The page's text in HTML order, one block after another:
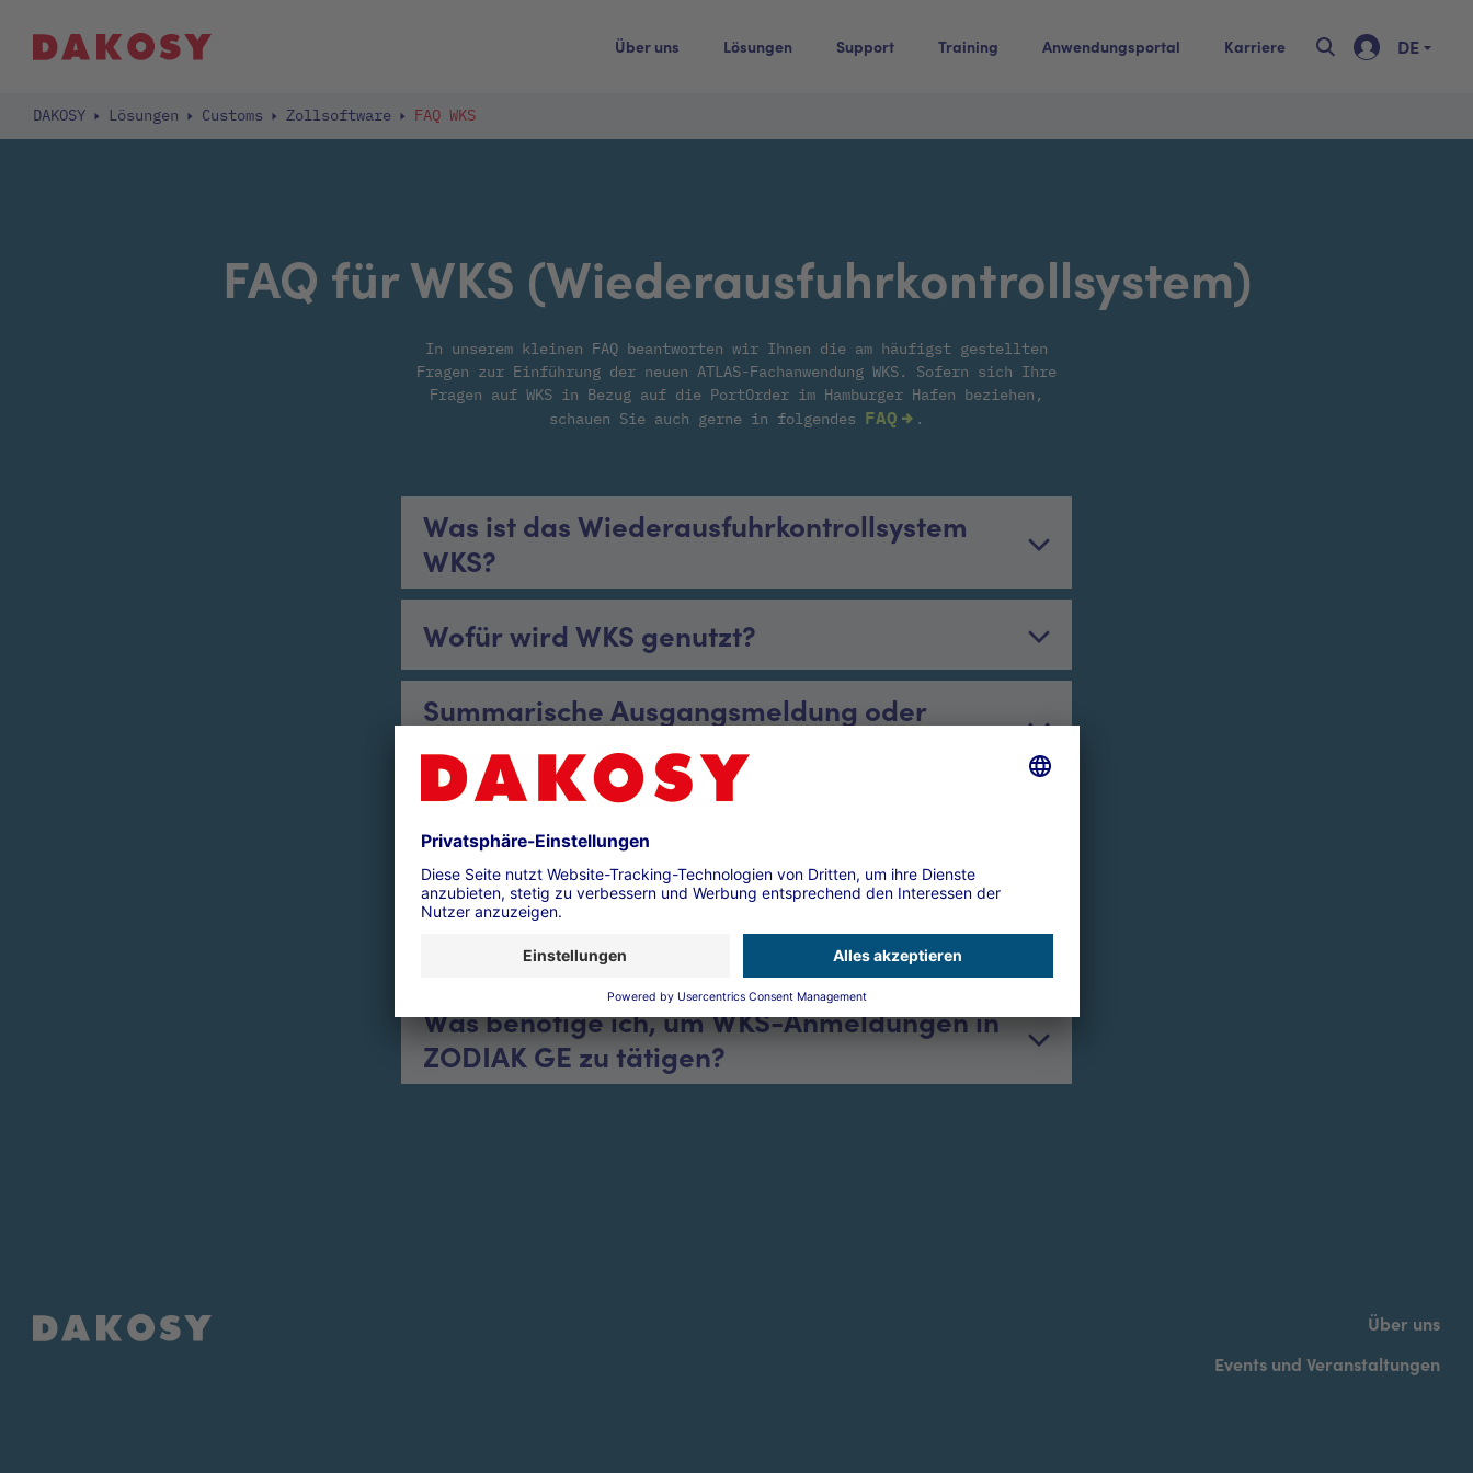
DE
Über uns Lösungen Support Training Anwendungsportal Karriere
DAKOSY Lösungen Customs Zollsoftware FAQ WKS
FAQ für WKS (Wiederausfuhrkontrollsystem)
In unserem kleinen FAQ beantworten wir Ihnen die am häufigst gestellten
Fragen zur Einführung der neuen ATLAS-Fachanwendung WKS. Sofern sich Ihre
Fragen auf WKS in Bezug auf die PortOrder im Hamburger Hafen beziehen,
schauen Sie auch gerne in folgendes FAQ .
Was ist das Wiederausfuhrkontrollsystem
WKS?
Wofür wird WKS genutzt?
Summarische Ausgangsmeldung oder
Wiederausfuhrmitteilung?
Was bedeutet das Vorliegen einer
Zollanmeldung/Wiederausfuhranmeldung
mit Sicherheitsrelevanten Daten? Wann muss
ich WKS für die Wiederausfuhr von Nicht-
Unionswaren nicht nutzen?
Was benötige ich, um WKS-Anmeldungen in
ZODIAK GE zu tätigen?
Über uns
Events und Veranstaltungen